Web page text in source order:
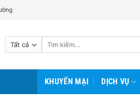
Tìm
KHUYẾN MẠI DỊCH VỤ